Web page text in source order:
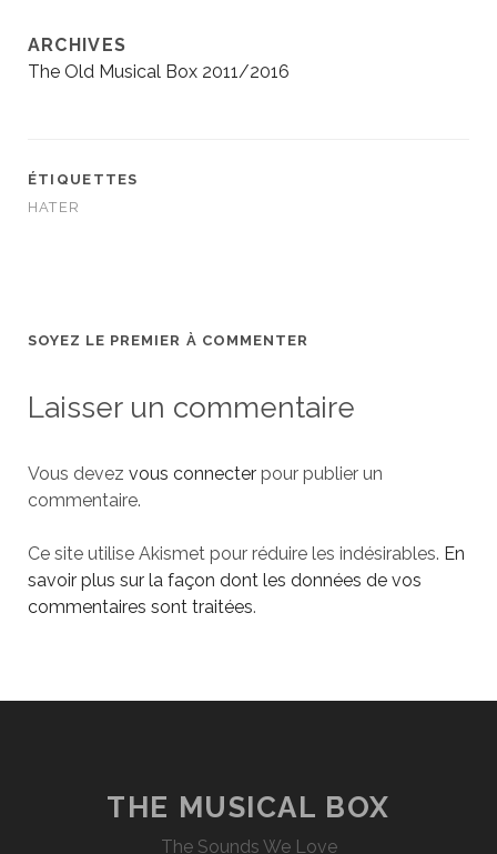
ARCHIVES
The Old Musical Box 2011/2016
ÉTIQUETTES
HATER
SOYEZ LE PREMIER À COMMENTER
Laisser un commentaire
Vous devez vous connecterpour publier un
commentaire.
Ce site utilise Akismet pour réduire les indésirables. En
savoir plus sur la façon dont les données de vos
commentaires sont traitées.
THE MUSICAL BOX
The Sounds We Love